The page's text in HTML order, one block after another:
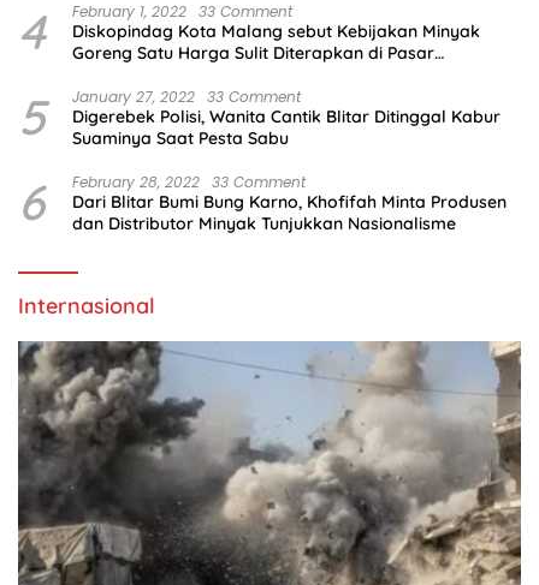
4 February 1, 2022 33 Comment
Diskopindag Kota Malang sebut Kebijakan Minyak
Goreng Satu Harga Sulit Diterapkan di Pasar
5 January 27, 2022 33 Comment
Digerebek Polisi, Wanita Cantik Blitar Ditinggal Kabur
Suaminya Saat Pesta Sabu
6 February 28, 2022 33 Comment
Dari Blitar Bumi Bung Karno, Khofifah Minta Produsen
dan Distributor Minyak Tunjukkan Nasionalisme
Internasional